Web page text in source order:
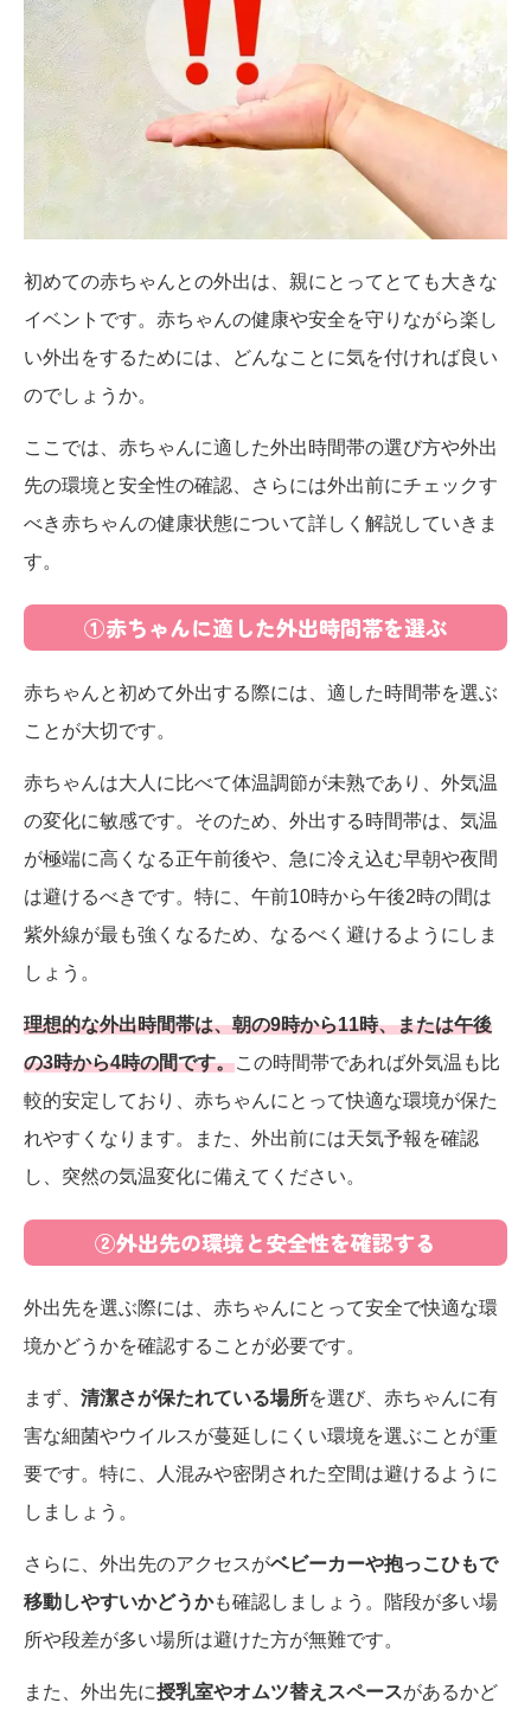
初めての赤ちゃんとの外出は、親にとってとても大きな
イベントです。赤ちゃんの健康や安全を守りながら楽し
い外出をするためには、どんなことに気を付ければ良い
のでしょうか。
ここでは、赤ちゃんに適した外出時間帯の選び方や外出
先の環境と安全性の確認、さらには外出前にチェックす
べき赤ちゃんの健康状態について詳しく解説していきま
す。
①赤ちゃんに適した外出時間帯を選ぶ
赤ちゃんと初めて外出する際には、適した時間帯を選ぶ
ことが大切です。
赤ちゃんは大人に比べて体温調節が未熟であり、外気温
の変化に敏感です。そのため、外出する時間帯は、気温
が極端に高くなる正午前後や、急に冷え込む早朝や夜間
は避けるべきです。特に、午前10時から午後2時の間は
紫外線が最も強くなるため、なるべく避けるようにしま
しょう。
理想的な外出時間帯は、朝の9時から11時、または午後
の3時から4時の間です。この時間帯であれば外気温も比
較的安定しており、赤ちゃんにとって快適な環境が保た
れやすくなります。また、外出前には天気予報を確認
し、突然の気温変化に備えてください。
②外出先の環境と安全性を確認する
外出先を選ぶ際には、赤ちゃんにとって安全で快適な環
境かどうかを確認することが必要です。
まず、 清潔さが保たれている場所を選び、赤ちゃんに有
害な細菌やウイルスが蔓延しにくい環境を選ぶことが重
要です。特に、人混みや密閉された空間は避けるように
しましょう。
さらに、外出先のアクセスがベビーカーや抱っこひもで
移動しやすいかどうかも確認しましょう。階段が多い場
所や段差が多い場所は避けた方が無難です。
また、外出先に授乳室やオムツ替えスペースがあるかど